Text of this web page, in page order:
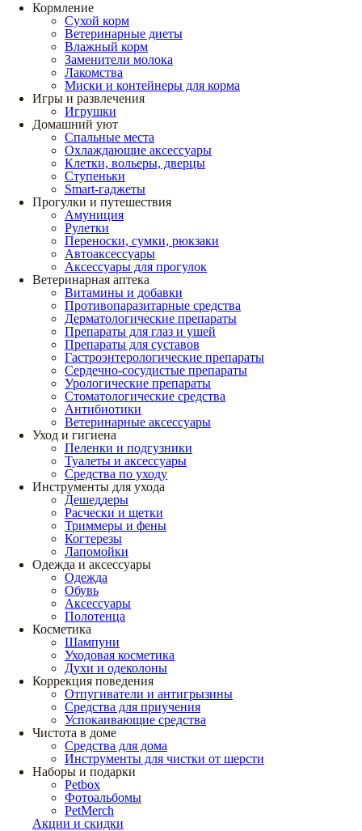
Кормление
Сухой корм
Ветеринарные диеты
Влажный корм
Заменители молока
Лакомства
Миски и контейнеры для корма
Игры и развлечения
Игрушки
Домашний уют
Спальные места
Охлаждающие аксессуары
Клетки, вольеры, дверцы
Ступеньки
Smart-гаджеты
Прогулки и путешествия
Амуниция
Рулетки
Переноски, сумки, рюкзаки
Автоаксессуары
Аксессуары для прогулок
Ветеринарная аптека
Витамины и добавки
Противопаразитарные средства
Дерматологические препараты
Препараты для глаз и ушей
Препараты для суставов
Гастроэнтерологические препараты
Сердечно-сосудистые препараты
Урологические препараты
Стоматологические средства
Антибиотики
Ветеринарные аксессуары
Уход и гигиена
Пеленки и подгузники
Туалеты и аксессуары
Средства по уходу
Инструменты для ухода
Дешеддеры
Расчески и щетки
Триммеры и фены
Когтерезы
Лапомойки
Одежда и аксессуары
Одежда
Обувь
Аксессуары
Полотенца
Косметика
Шампуни
Уходовая косметика
Духи и одеколоны
Коррекция поведения
Отпугиватели и антигрызины
Средства для приучения
Успокаивающие средства
Чистота в доме
Средства для дома
Инструменты для чистки от шерсти
Наборы и подарки
Petbox
Фотоальбомы
PetMerch
Акции и скидки